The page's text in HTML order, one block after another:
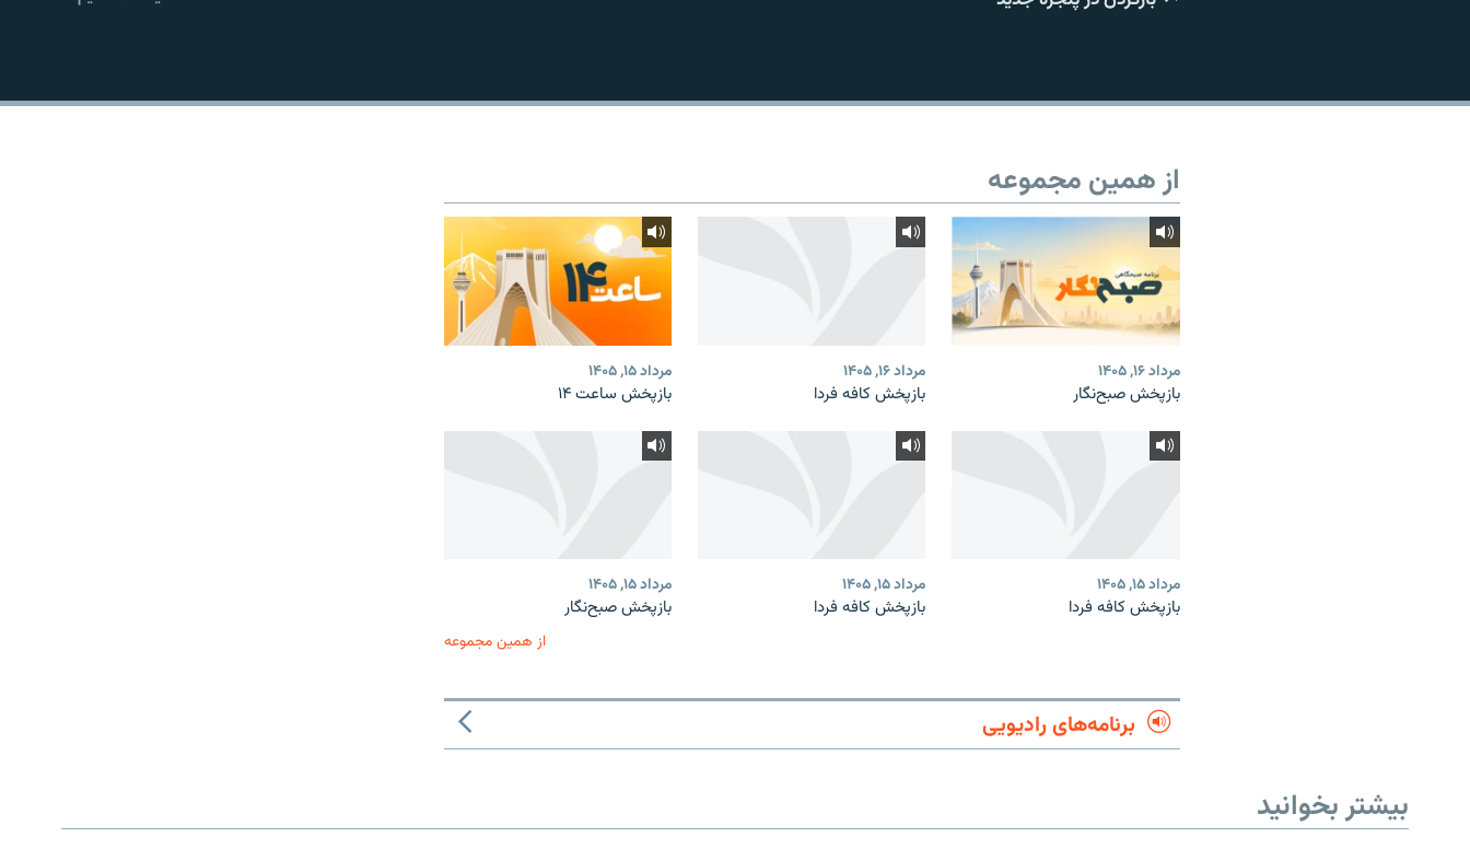
EMBED
از همین مجموعه
مرداد ۱۶, ۱۴۰۵
بازپخش صبح‌نگار
مرداد ۱۶, ۱۴۰۵
بازپخش کافه فردا
مرداد ۱۵, ۱۴۰۵
بازپخش ساعت ۱۴
مرداد ۱۵, ۱۴۰۵
بازپخش کافه فردا
مرداد ۱۵, ۱۴۰۵
بازپخش کافه فردا
مرداد ۱۵, ۱۴۰۵
بازپخش صبح‌نگار
از همین مجموعه
برنامه‌های رادیویی
بیشتر بخوانید